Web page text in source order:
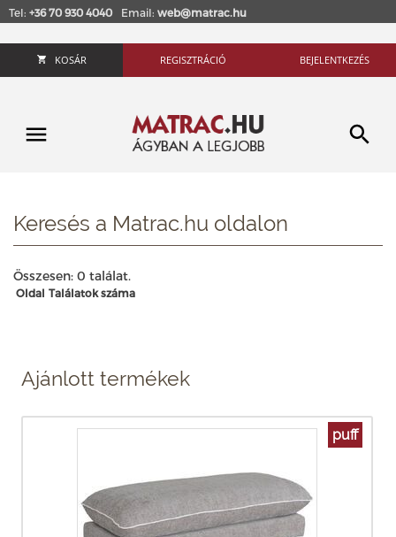
Tel: +36 70 930 4040 Email: web@matrac.hu
KOSÁR REGISZTRÁCIÓ BEJELENTKEZÉS
Keresés a Matrac.hu oldalon
Összesen: 0 találat.
Oldal Találatok száma
Ajánlott termékek
puff